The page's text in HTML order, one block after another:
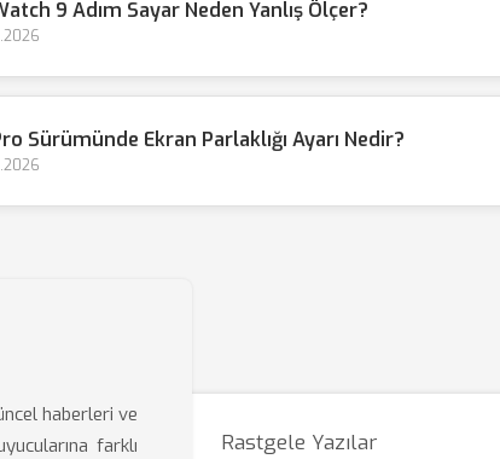
9 Adım Sayar Neden Yanlış Ölçer?
Sürümünde Ekran Parlaklığı Ayarı Nedir?
haberleri ve
farklı
Rastgele Yazılar